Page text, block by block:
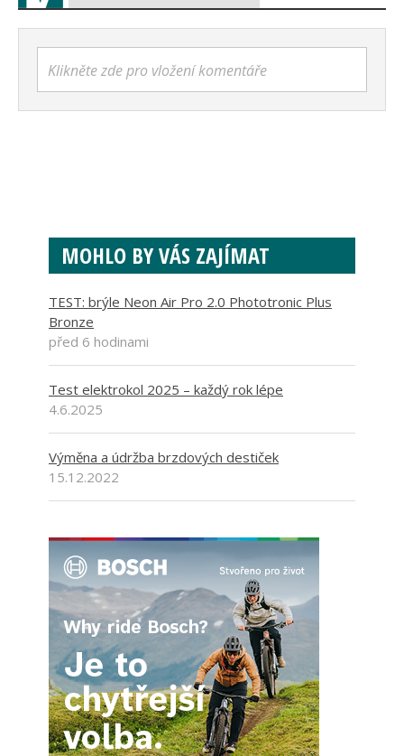
Klikněte zde pro vložení komentáře
MOHLO BY VÁS ZAJÍMAT
TEST: brýle Neon Air Pro 2.0 Phototronic Plus
Bronze
před 6 hodinami
Test elektrokol 2025 – každý rok lépe
4.6.2025
Výměna a údržba brzdových destiček
15.12.2022